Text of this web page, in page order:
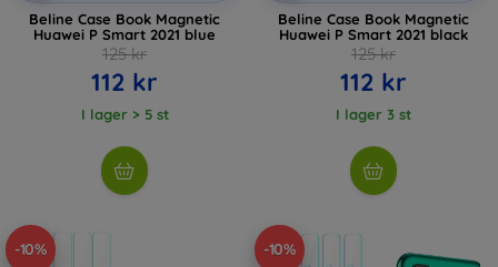
Beline Case Book Magnetic
Huawei P Smart 2021 blue
125 kr
112 kr
I lager > 5 st
Beline Case Book Magnetic
Huawei P Smart 2021 black
125 kr
112 kr
I lager 3 st
-10% -10%